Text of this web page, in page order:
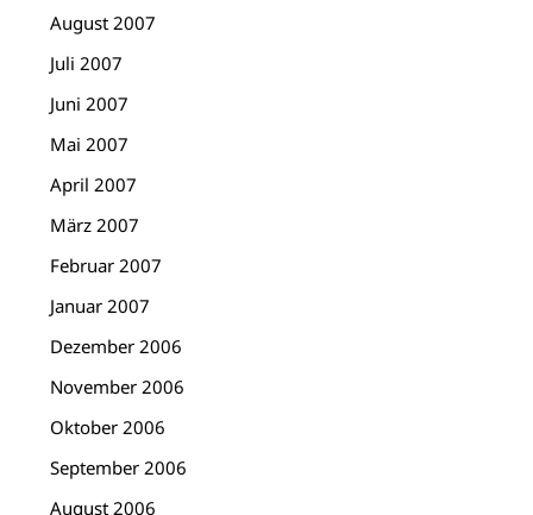
August 2007
Juli 2007
Juni 2007
Mai 2007
April 2007
März 2007
Februar 2007
Januar 2007
Dezember 2006
November 2006
Oktober 2006
September 2006
August 2006